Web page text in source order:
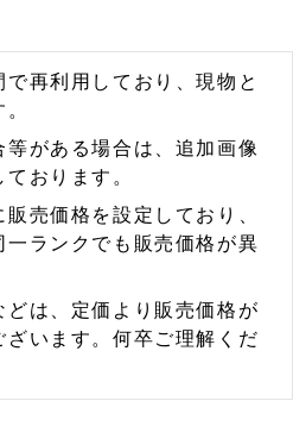
で再利用しており、現物と
等がある場合は、追加画像
おります。
売価格を設定しており、
ランクでも販売価格が異
どは、定価より販売価格が
います。何卒ご理解くだ